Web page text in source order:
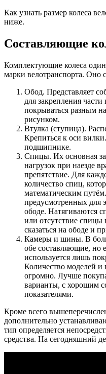
Как узнать размер колеса
ниже.
Составляющие
Комплектующие колеса
марки велотранспорта. Оно
Обод. Представляет
для закрепления
покрываться разным
рисунком.
Втулка (ступица).
Крепиться к оси
подшипнике.
Спицы. Их основная
нагрузок при наезде
препятствие. Для
количество спиц,
математическим
предусмотренных для
ободе. Натягиваются
или отсутствие
сказаться на ободе и
Камеры и шины. В
обе составляющие, но
используется лишь
Количество моделей и
огромно. Лучше
варианты, с хорошим
показателями.
Кроме всего
дополнительно
тип определяется
средства. На сегодняшний